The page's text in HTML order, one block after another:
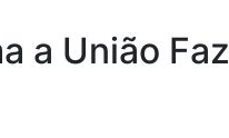
a União Faz